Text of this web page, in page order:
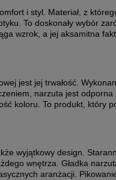
i styl. Materiał, z
To doskonały wybór
wzrok, a jej aksamitna
jest jej trwałość.
narzuta jest
koloru. To produkt, który
wyjątkowy design.
wnętrza. Gładka
aranżacji.